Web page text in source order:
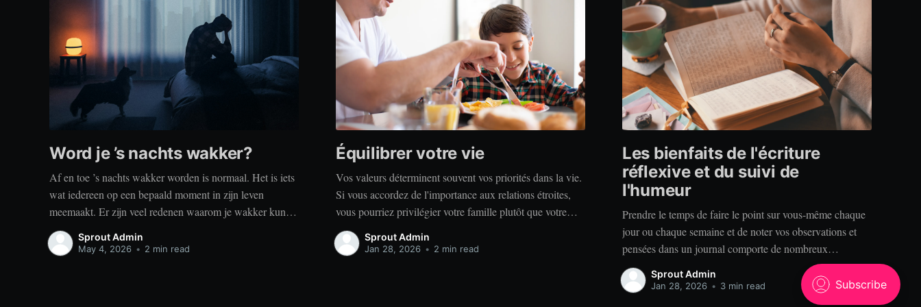
Word je ’s nachts wakker?
Af en toe ’s nachts wakker worden is normaal. Het is iets
wat iedereen op een bepaald moment in zijn leven
meemaakt. Er zijn veel redenen waarom je wakker kunt
worden, zoals stress, naar het toilet moeten, je omgeving
of medische aandoeningen die je slaap beïnvloeden. Dit
Sprout Admin
May 4, 2026 • 2 min read
Équilibrer votre vie
Vos valeurs déterminent souvent vos priorités dans la vie.
Si vous accordez de l'importance aux relations étroites,
vous pourriez privilégier votre famille plutôt que votre
indépendance. Si vous accordez de l'importance à la
réussite, vous privilégierez peut-être le travail acharné
Sprout Admin
Jan 28, 2026 • 2 min read
Les bienfaits de l'écriture
réflexive et du suivi de
l'humeur
Prendre le temps de faire le point sur vous-même chaque
jour ou chaque semaine et de noter vos observations et
pensées dans un journal comporte de nombreux
bénéfices. Alors, pourquoi tenir un journal? Clarté. Vous
est-il déjà arrivé de raconter votre expérience à quelqu’un
Sprout Admin
Jan 28, 2026 • 3 min read